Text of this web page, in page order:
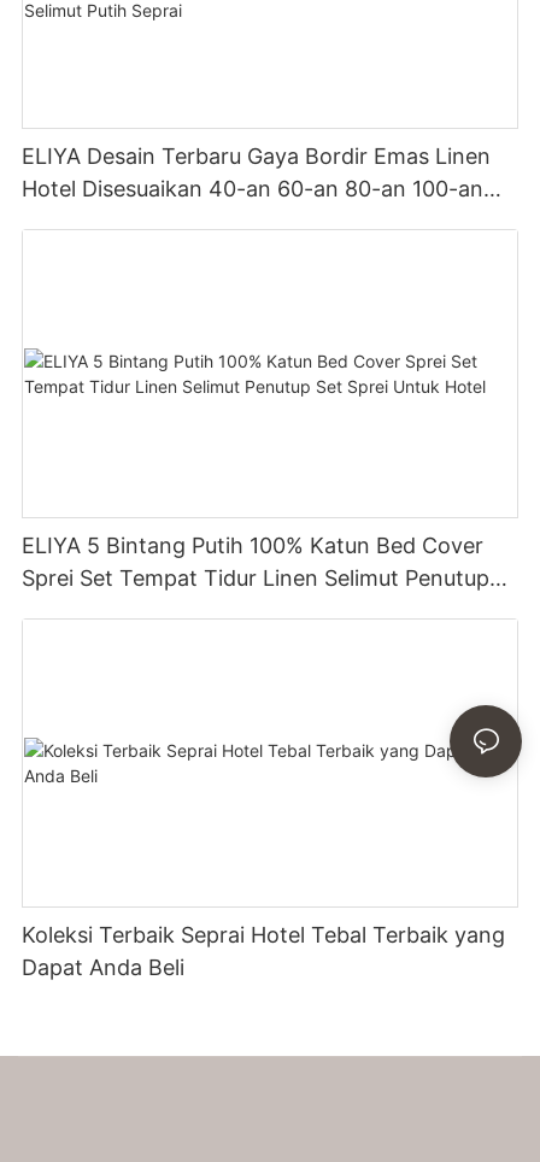
ELIYA Desain Terbaru Gaya Bordir Emas Linen
Hotel Disesuaikan 40-an 60-an 80-an 100-an
ELIYA 5 Bintang Putih 100% Katun Bed Cover
Sprei Set Tempat Tidur Linen Selimut Penutup
Koleksi Terbaik Seprai Hotel Tebal Terbaik yang
Dapat Anda Beli